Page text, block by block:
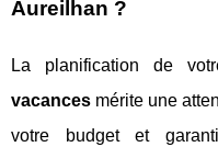
Aureilhan ?
La planification de
vacances mérite une
votre budget et